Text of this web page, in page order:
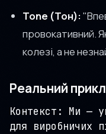
Tone (Тон):
провокативний.
колезі, а не
Реальний
Контекст: Ми —
для виробничих